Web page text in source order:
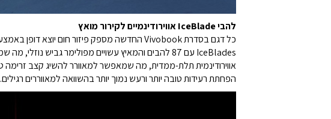
להבי IceBlade אווירודינמיים לקירור מואץ
הפחתת רעידות טובה יותר ורעש נמוך יותר בהשוואה למאווררים רגילים.